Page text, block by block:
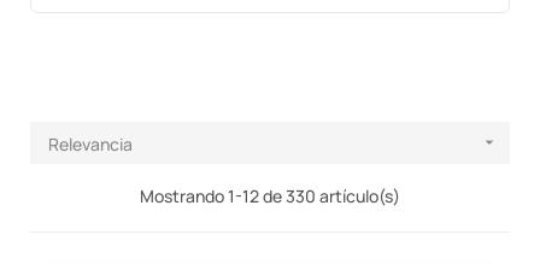
Relevancia 
Mostrando 1-12 de 330 artículo(s)